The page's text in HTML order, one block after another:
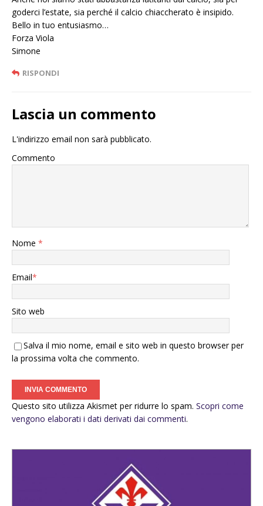
goderci l’estate, sia perché il calcio chiaccherato è insipido.
Bello in tuo entusiasmo…
Forza Viola
Simone
RISPONDI
Lascia un commento
L'indirizzo email non sarà pubblicato.
Commento
Nome *
Email*
Sito web
Salva il mio nome, email e sito web in questo browser per
la prossima volta che commento.
Questo sito utilizza Akismet per ridurre lo spam. Scopri come
vengono elaborati i dati derivati dai commenti.